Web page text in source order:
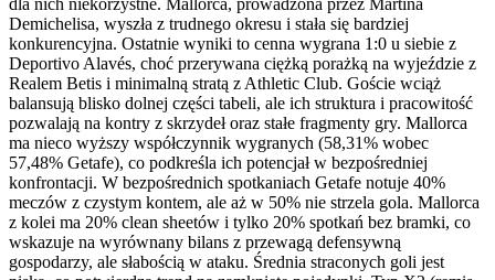
Demichelisa, wyszła z trudnego okresu i stała się bardziej
konkurencyjna. Ostatnie wyniki to cenna wygrana 1:0 u siebie z
Deportivo Alavés, choć przerywana ciężką porażką na wyjeździe z
Realem Betis i minimalną stratą z Athletic Club. Goście wciąż
balansują blisko dolnej części tabeli, ale ich struktura i pracowitość
pozwalają na kontry z skrzydeł oraz stałe fragmenty gry. Mallorca
ma nieco wyższy współczynnik wygranych (58,31% wobec
57,48% Getafe), co podkreśla ich potencjał w bezpośredniej
konfrontacji. W bezpośrednich spotkaniach Getafe notuje 40%
meczów z czystym kontem, ale aż w 50% nie strzela gola. Mallorca
z kolei ma 20% clean sheetów i tylko 20% spotkań bez bramki, co
wskazuje na wyrównany bilans z przewagą defensywną
gospodarzy, ale słabością w ataku. Średnia straconych goli jest